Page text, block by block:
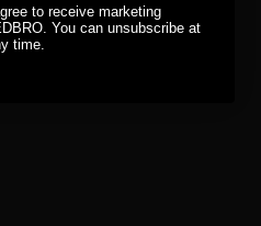
to receive marketing
You can unsubscribe at
time.